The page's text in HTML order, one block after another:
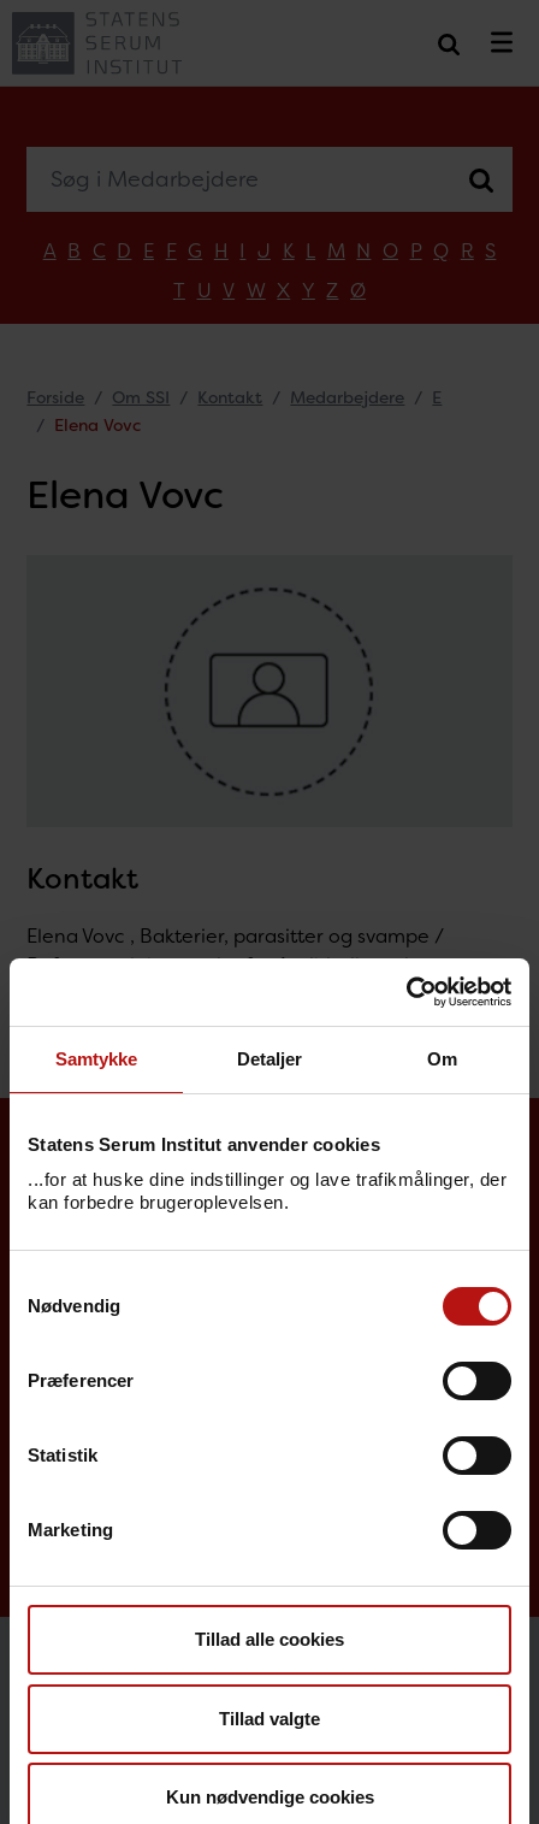
Samtykke Detaljer Om
Statens Serum Institut anvender cookies
...for at huske dine indstillinger og lave trafikmålinger, der
kan forbedre brugeroplevelsen.
Nødvendig
Præferencer
Statistik
Marketing
Tillad alle cookies
Tillad valgte
Kun nødvendige cookies
A B C D E F G H I J K L M N O P Q R S
T U V W X Y Z Ø
Forside Om SSI Kontakt Medarbejdere
E
Elena Vovc
Elena Vovc
Kontakt
Elena Vovc , Bakterier, parasitter og svampe /
Reference laboratoriet for Antibiotikaresistens
Borgere
Rejsevaccination
MiBa, HAIBA og det digitale infektionsberedskab
Sundhedsfaglige
Antibiotikaresistens